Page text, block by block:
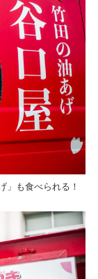
」も食べられる！